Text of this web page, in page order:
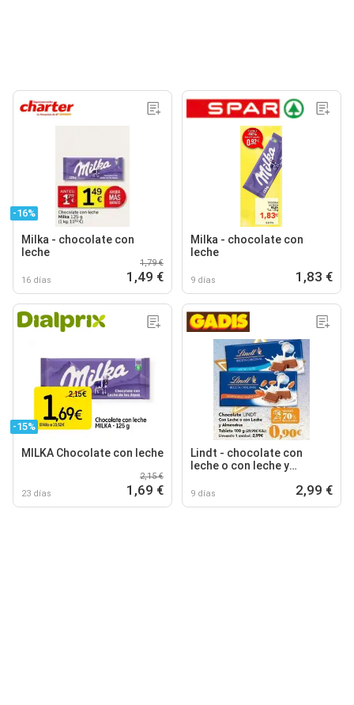
-16%
Milka - chocolate con
leche
16 días
1,79 €
1,49 €
Milka - chocolate con
leche
9 días 1,83 €
-15%
MILKA Chocolate con leche
23 días
2,15 €
1,69 €
Lindt - chocolate con
leche o con leche y
9 días 2,99 €